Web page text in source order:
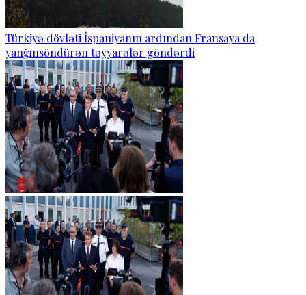
Türkiyə dövləti İspaniyanın ardından Fransaya da
yanğınsöndürən təyyarələr göndərdi